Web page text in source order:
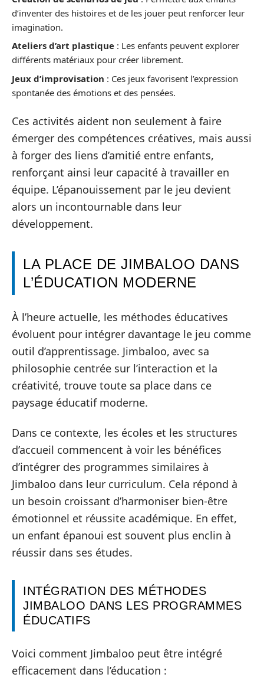
d’inventer des histoires et de les jouer peut renforcer leur
imagination.
Ateliers d’art plastique : Les enfants peuvent explorer
différents matériaux pour créer librement.
Jeux d’improvisation : Ces jeux favorisent l’expression
spontanée des émotions et des pensées.
Ces activités aident non seulement à faire
émerger des compétences créatives, mais aussi
à forger des liens d’amitié entre enfants,
renforçant ainsi leur capacité à travailler en
équipe. L’épanouissement par le jeu devient
alors un incontournable dans leur
développement.
LA PLACE DE JIMBALOO DANS
L’ÉDUCATION MODERNE
À l’heure actuelle, les méthodes éducatives
évoluent pour intégrer davantage le jeu comme
outil d’apprentissage. Jimbaloo, avec sa
philosophie centrée sur l’interaction et la
créativité, trouve toute sa place dans ce
paysage éducatif moderne.
Dans ce contexte, les écoles et les structures
d’accueil commencent à voir les bénéfices
d’intégrer des programmes similaires à
Jimbaloo dans leur curriculum. Cela répond à
un besoin croissant d’harmoniser bien-être
émotionnel et réussite académique. En effet,
un enfant épanoui est souvent plus enclin à
réussir dans ses études.
INTÉGRATION DES MÉTHODES
JIMBALOO DANS LES PROGRAMMES
ÉDUCATIFS
Voici comment Jimbaloo peut être intégré
efficacement dans l’éducation :